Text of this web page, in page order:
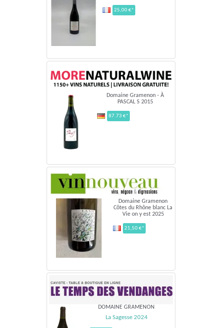
25,00 €*
Domaine Gramenon - À
PASCAL S 2015
87.73 €*
Domaine Gramenon
Côtes du Rhône blanc La
Vie on y est 2025
21,50 €*
DOMAINE GRAMENON
La Sagesse 2024